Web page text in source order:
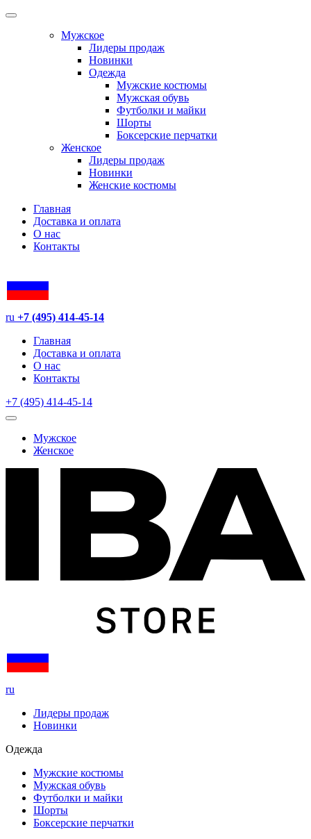
Мужское
Лидеры продаж
Новинки
Одежда
Мужские костюмы
Мужская обувь
Футболки и майки
Шорты
Боксерские перчатки
Женское
Лидеры продаж
Новинки
Женские костюмы
Главная
Доставка и оплата
О нас
Контакты
ru +7 (495) 414-45-14
Главная
Доставка и оплата
О нас
Контакты
+7 (495) 414-45-14
Мужское
Женское
ru
Лидеры продаж
Новинки
Одежда
Мужские костюмы
Мужская обувь
Футболки и майки
Шорты
Боксерские перчатки